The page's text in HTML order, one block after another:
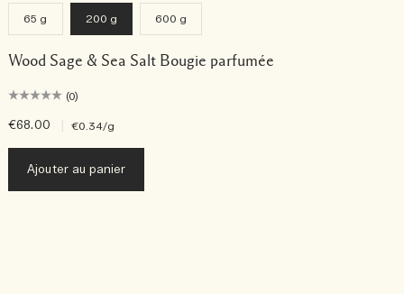
65 g 200 g 600 g
Wood Sage & Sea Salt Bougie parfumée
(0)
€68.00 €0.34/g
Ajouter au panier